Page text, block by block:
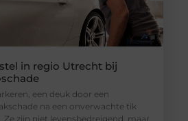
in regio Utrecht bij
een deuk door een
na een onverwachte tik
Ze zijn niet levensbedreigend, maar